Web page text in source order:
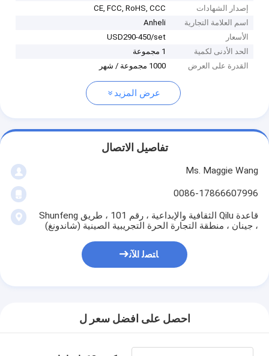
إصدار الشهادات
CE, FCC, RoHS, CCC
اسم العلامة التجارية
Anheli
الأسعار
USD290-450/set
الحد الأدنى لكمية
1 مجموعة
القدرة على العرض
1000 مجموعة / شهر
عرض المزيد
تفاصيل الاتصال
Ms. Maggie Wang
0086-17866607996
قاعدة Qilu الثقافية والإبداعية ، رقم 101 ، طريق Shunfeng
، جينان ، منطقة التجارة الحرة التجريبية الصينية (شاندونغ)
ﺎﺘﺼﻟ ﺍﻶﻧ
احصل على افضل سعر ل